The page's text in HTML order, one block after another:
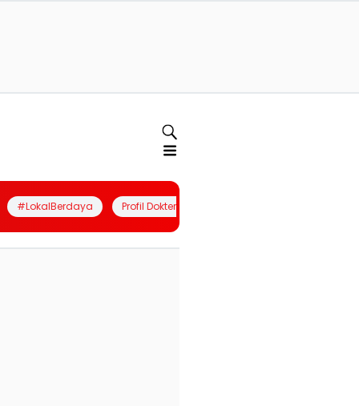
#LokalBerdaya Profil Dokter